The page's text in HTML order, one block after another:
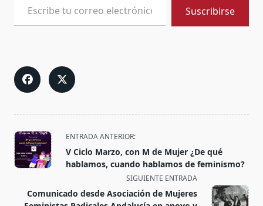
Suscribirse
<span
class="nav-
subtitle
reader-
ENTRADA ANTERIOR:
V Ciclo Marzo, con M de Mujer ¿De qué
hablamos, cuando hablamos de feminismo?
SIGUIENTE ENTRADA
Comunicado desde Asociación de Mujeres